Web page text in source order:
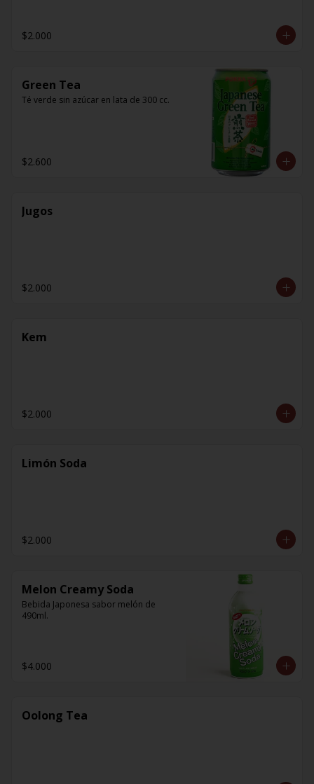
$2.000
Green Tea
Té verde sin azúcar en lata de 300 cc.
$2.600
Jugos
$2.000
Kem
$2.000
Limón Soda
$2.000
Melon Creamy Soda
Bebida Japonesa sabor melón de
490ml.
$4.000
Oolong Tea